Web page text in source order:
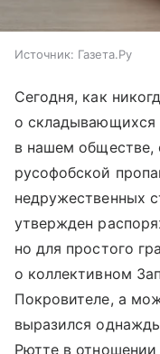
Источник: Газета.Ру
Сегодня, как
о складывающихся
в нашем обществе,
русофобской
недружественных
утвержден
но для простого
о коллективном
Покровителе, а
выразился
Рютте в